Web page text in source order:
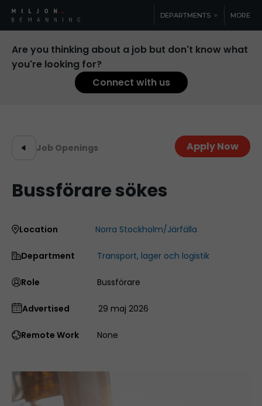
DEPARTMENTS MORE
Are you thinking about a job but don't know what
you're looking for?
Connect with us
Job Openings Apply Now
Bussförare sökes
Location Norra Stockholm/Järfälla
Department Transport, lager och logistik
Role Bussförare
Advertised 29 maj 2026
Remote Work None